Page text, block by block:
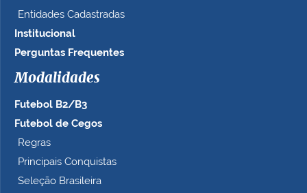
a
n
o
o
m
e
t
Entidades Cadastradas
Institucional
Perguntas Frequentes
Modalidades
Futebol B2/B3
Futebol de Cegos
Regras
Principais Conquistas
Seleção Brasileira